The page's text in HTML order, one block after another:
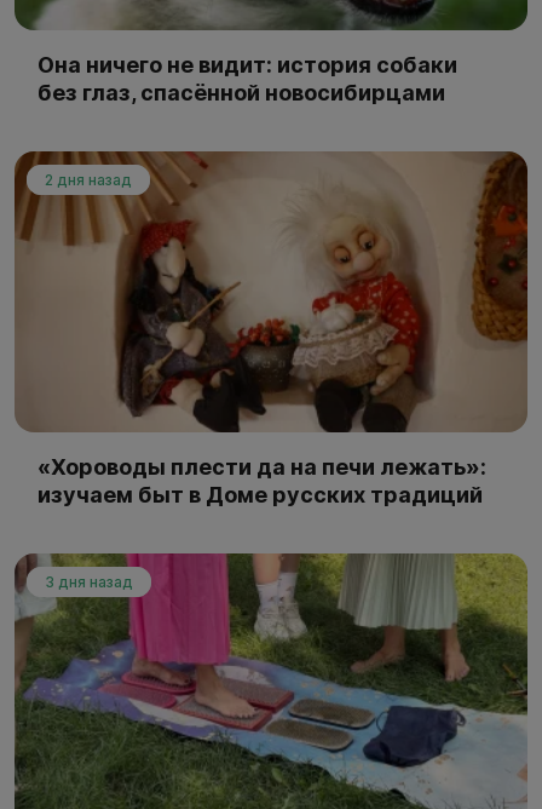
Она ничего не видит: история собаки
без глаз, спасённой новосибирцами
2 дня назад
«Хороводы плести да на печи лежать»:
изучаем быт в Доме русских традиций
3 дня назад